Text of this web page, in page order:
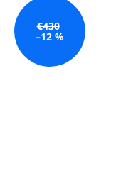
€430
–12 %